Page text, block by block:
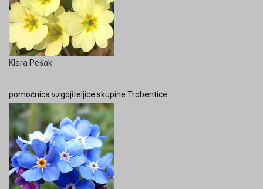
Klara Pešak
pomočnica vzgojiteljice skupine Trobentice